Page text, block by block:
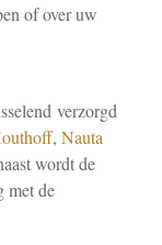
of over uw
verzorgd
, Nauta
wordt de
met de